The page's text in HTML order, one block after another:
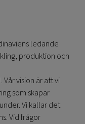
ledande
produktion och
vision är att vi
som skapar
Vi kallar det
Vid frågor